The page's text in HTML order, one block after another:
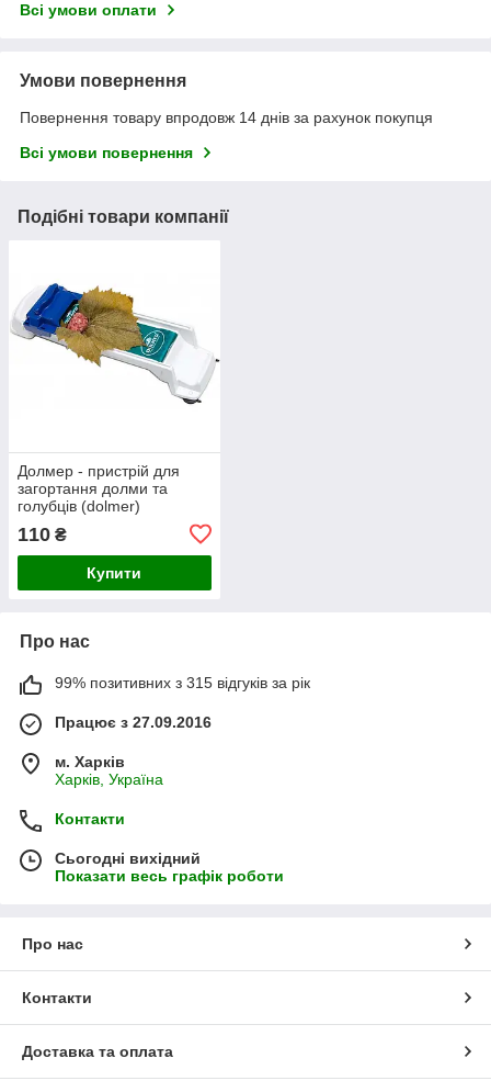
Всі умови оплати
Умови повернення
Повернення товару впродовж 14 днів за рахунок покупця
Всі умови повернення
Подібні товари компанії
Долмер - пристрій для
загортання долми та
голубців (dolmer)
110 ₴
Купити
Про нас
99% позитивних з 315 відгуків за рік
Працює з 27.09.2016
м. Харків
Харків, Україна
Контакти
Сьогодні вихідний
Показати весь графік роботи
Про нас
Контакти
Доставка та оплата